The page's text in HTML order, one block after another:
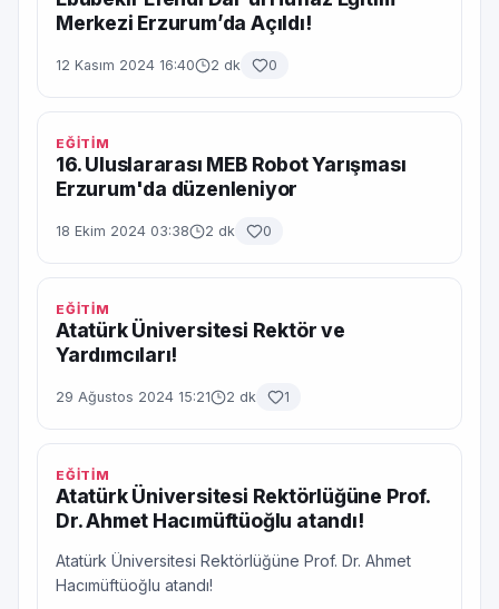
Merkezi Erzurum’da Açıldı!
12 Kasım 2024 16:40 2 dk 0
EĞİTİM
16. Uluslararası MEB Robot Yarışması
Erzurum'da düzenleniyor
18 Ekim 2024 03:38 2 dk 0
EĞİTİM
Atatürk Üniversitesi Rektör ve
Yardımcıları!
29 Ağustos 2024 15:21 2 dk 1
EĞİTİM
Atatürk Üniversitesi Rektörlüğüne Prof.
Dr. Ahmet Hacımüftüoğlu atandı!
Atatürk Üniversitesi Rektörlüğüne Prof. Dr. Ahmet
Hacımüftüoğlu atandı!